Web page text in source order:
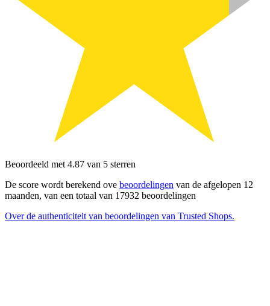
Beoordeeld met 4.87 van 5 sterren
De score wordt berekend ove beoordelingen van de afgelopen 12
maanden, van een totaal van 17932 beoordelingen
Over de authenticiteit van beoordelingen van Trusted Shops.